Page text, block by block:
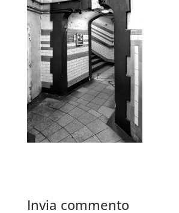
Invia commento